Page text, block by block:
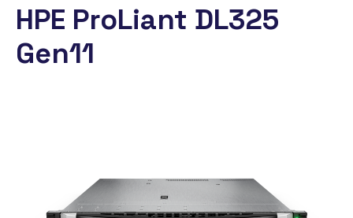
HPE ProLiant DL325
Gen11